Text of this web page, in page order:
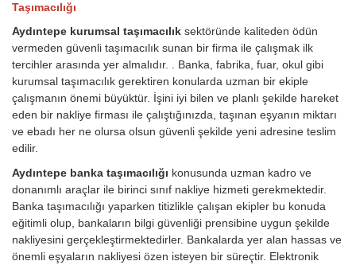
Taşımacılığı
Aydıntepe kurumsal taşımacılık sektöründe kaliteden ödün
vermeden güvenli taşımacılık sunan bir firma ile çalışmak ilk
tercihler arasında yer almalıdır. . Banka, fabrika, fuar, okul gibi
kurumsal taşımacılık gerektiren konularda uzman bir ekiple
çalışmanın önemi büyüktür. İşini iyi bilen ve planlı şekilde hareket
eden bir nakliye firması ile çalıştığınızda, taşınan eşyanın miktarı
ve ebadı her ne olursa olsun güvenli şekilde yeni adresine teslim
edilir.
Aydıntepe banka taşımacılığı konusunda uzman kadro ve
donanımlı araçlar ile birinci sınıf nakliye hizmeti gerekmektedir.
Banka taşımacılığı yaparken titizlikle çalışan ekipler bu konuda
eğitimli olup, bankaların bilgi güvenliği prensibine uygun şekilde
nakliyesini gerçekleştirmektedirler. Bankalarda yer alan hassas ve
önemli eşyaların nakliyesi özen isteyen bir süreçtir. Elektronik